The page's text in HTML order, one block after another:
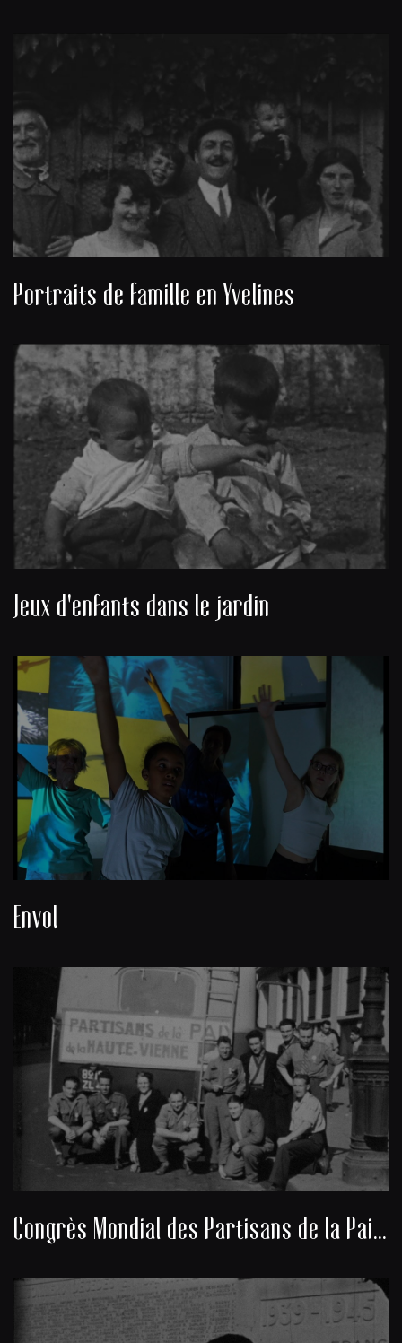
Portraits de famille en Yvelines
Jeux d'enfants dans le jardin
Envol
Congrès Mondial des Partisans de la Paix 1949